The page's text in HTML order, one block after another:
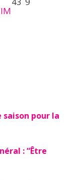
saison pour la
: “Être